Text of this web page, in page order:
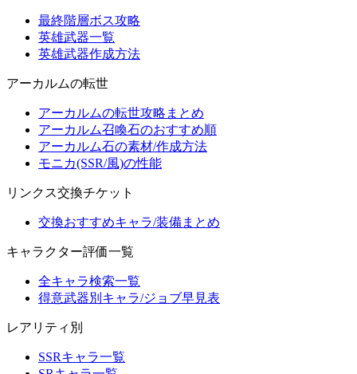
最終階層ボス攻略
英雄武器一覧
英雄武器作成方法
アーカルムの転世
アーカルムの転世攻略まとめ
アーカルム召喚石のおすすめ順
アーカルム石の素材/作成方法
モニカ(SSR/風)の性能
リンクス交換チケット
交換おすすめキャラ/装備まとめ
キャラクター評価一覧
全キャラ検索一覧
得意武器別キャラ/ジョブ早見表
レアリティ別
SSRキャラ一覧